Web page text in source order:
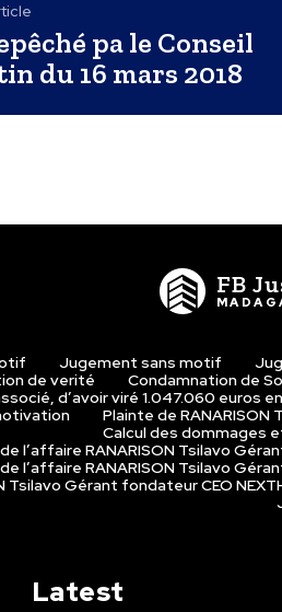
pa le Conseil
du 16 mars 2018
FB
Jugement sans motif
de verité Condamnation de
d’avoir viré 1.047.060 euros
Plainte de RANARISON
Calcul des dommages
l’affaire RANARISON Tsilavo
l’affaire RANARISON Tsilavo
Tsilavo Gérant fondateur CEO
Latest